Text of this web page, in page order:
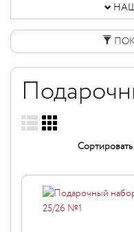
КОНТАКТЫ
НОВИНКИ
ОПТОВИКАМ